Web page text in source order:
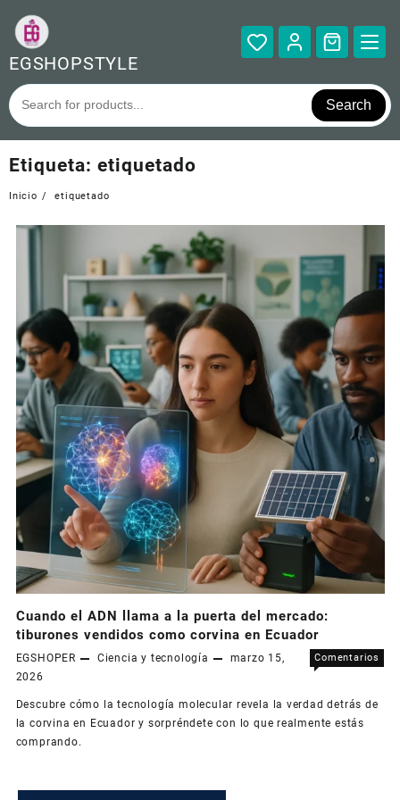
contenido
EGSHOPSTYLE
Search
Etiqueta: etiquetado
Inicio etiquetado
Cuando el ADN llama a la puerta del mercado:
tiburones vendidos como corvina en Ecuador
EGSHOPER Ciencia y tecnología
marzo 15,
2026
Comentarios
Descubre cómo la tecnología molecular revela la verdad detrás de
la corvina en Ecuador y sorpréndete con lo que realmente estás
comprando.